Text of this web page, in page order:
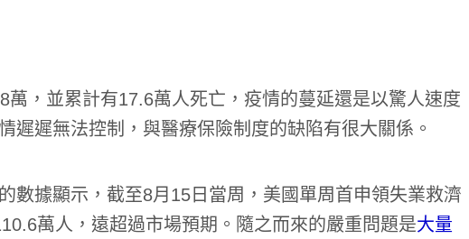
萬，並累計有17.6萬人死亡，疫情的蔓延還是以驚人速度
遲遲無法控制，與醫療保險制度的缺陷有很大關係。
數據顯示，截至8月15日當周，美國單周首申領失業救濟
萬人，遠超過市場預期。隨之而來的嚴重問題是大量